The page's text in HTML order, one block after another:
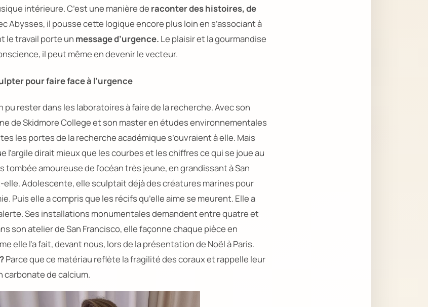
intérieure. C’est une manière de raconter des histoires, de
Abysses, il pousse cette logique encore plus loin en s’associant à
le travail porte un message d’urgence. Le plaisir et la gourmandise
il peut même en devenir le vecteur.
pour faire face à l’urgence
rester dans les laboratoires à faire de la recherche. Avec son
deSkidmore Collegeet son master en études environnementales
les portes de la recherche académique s’ouvraient à elle. Mais
l’argile dirait mieux que les courbes et les chiffres ce qui se joue au
tombée amoureuse de l’océan très jeune, en grandissant à San
elle. Adolescente, elle sculptait déjà des créatures marines pour
Puis elle a compris que les récifs qu’elle aime se meurent. Elle a
Ses installations monumentales demandent entre quatre et
son atelier de San Francisco, elle façonne chaque pièce en
elle l’a fait, devant nous, lors de la présentation de Noël à Paris.
Parce que ce matériau reflète la fragilité des coraux et rappelle leur
de calcium.